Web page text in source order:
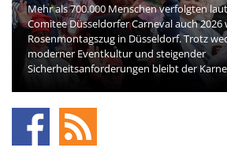
Mehr als 700.000 Menschen verfolgten
Comitee Düsseldorfer Carneval auch 2026
Rosenmontagszug in Düsseldorf. Trotz
moderner Eventkultur und steigender
Sicherheitsanforderungen bleibt der